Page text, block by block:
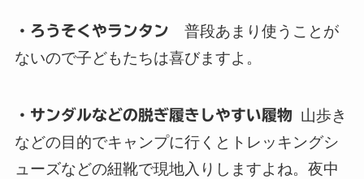
・ろうそくやランタン 普段あまり使うことが
ないので子どもたちは喜びますよ。
・サンダルなどの脱ぎ履きしやすい履物
山歩き
などの目的でキャンプに行くとトレッキングシ
ューズなどの紐靴で現地入りしますよね。夜中